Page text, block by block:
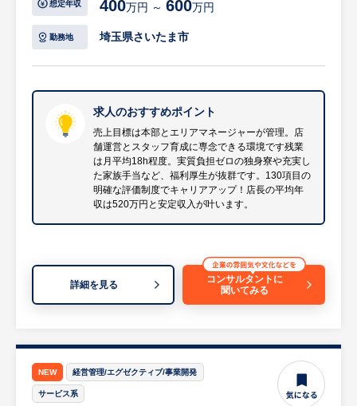
【具体的には…】
ン方式のため、難しい調理はありません）
・店舗オペレーション管理
・商品管理、原価管理などの数値管理
・スタッフの採用、教育（トレーニングマニ
ュアル完備）
・販売促進、企画の立案・実行
※店舗の売上目標はエリアマネージャーが責
任を持つため、店長は店舗運営やスタッフの
等
【ポジションの魅力・やりがい】
かりと向き合えるのが最大の魅力です。業務
の分業化やエリアマネージャーによるフォロ
ー体制が整っており、飲食業界でありながら
想定年収 400万円 ～ 600万円
勤務地 埼玉県さいたま市
求人のおすすめポイント
売上目標は本部とエリアマネージャーが管理。店
舗運営とスタッフ育成に専念できる環境です残業
は月平均18h程度。実質負担ゼロの独身寮や充実し
た家族手当など、福利厚生が抜群です。130項目の
明確な評価制度でキャリアアップ！店長の平均年
収は520万円と安定収入が叶います。
詳細を見る
コンサルタントに
聞いてみる
NEW 経営管理/エグゼクティブ/事業開発
サービス系